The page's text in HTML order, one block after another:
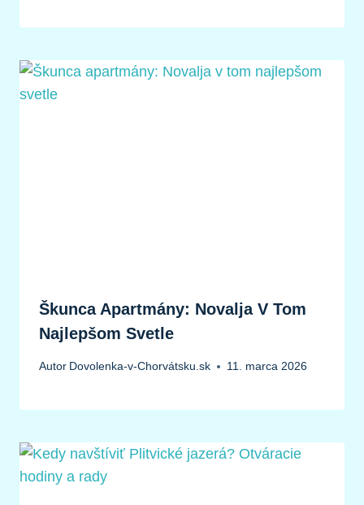
Škunca Apartmány: Novalja V Tom
Najlepšom Svetle
Autor Dovolenka-v-Chorvátsku.sk 11. marca 2026